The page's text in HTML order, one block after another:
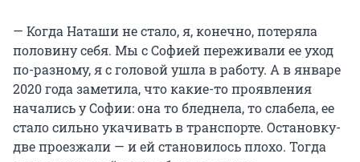
— Когда Наташи не стало, я, конечно, потеряла
половину себя. Мы с Софией переживали ее уход
по-разному, я с головой ушла в работу. А в январе
2020 года заметила, что какие-то проявления
начались у Софии: она то бледнела, то слабела, ее
стало сильно укачивать в транспорте. Остановку-
две проезжали — и ей становилось плохо. Тогда